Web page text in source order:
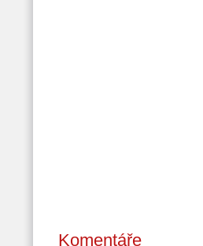
Komentáře